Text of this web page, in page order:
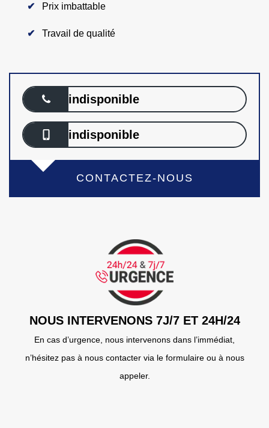
Prix imbattable
Travail de qualité
indisponible
indisponible
CONTACTEZ-NOUS
NOUS INTERVENONS 7J/7 ET 24H/24
En cas d’urgence, nous intervenons dans l’immédiat,
n’hésitez pas à nous contacter via le formulaire ou à nous
appeler.